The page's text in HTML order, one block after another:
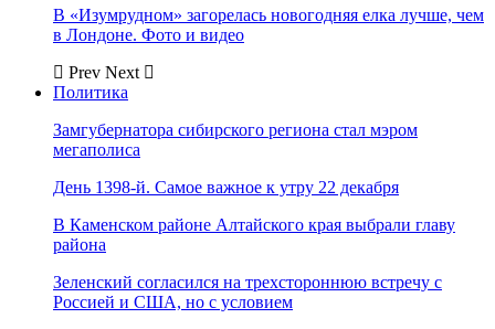
В «Изумрудном» загорелась новогодняя елка лучше, чем
в Лондоне. Фото и видео
Prev Next
Политика
Замгубернатора сибирского региона стал мэром
мегаполиса
День 1398-й. Самое важное к утру 22 декабря
В Каменском районе Алтайского края выбрали главу
района
Зеленский согласился на трехстороннюю встречу с
Россией и США, но с условием